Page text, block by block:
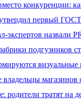
конкуренции:
утвердил первый
назвали
подгузников
визуальные
владельцы
родители тратят на